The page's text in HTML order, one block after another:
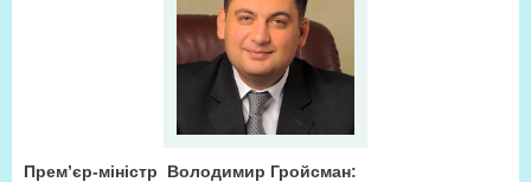
Прем’єр-міністр Володимир Гройсман: